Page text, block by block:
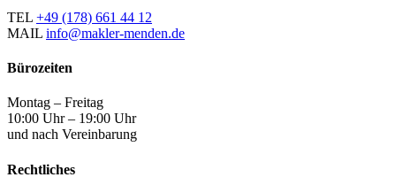
TEL +49 (178) 661 44 12
MAIL info@makler-menden.de
Bürozeiten
Montag – Freitag
10:00 Uhr – 19:00 Uhr
und nach Vereinbarung
Rechtliches